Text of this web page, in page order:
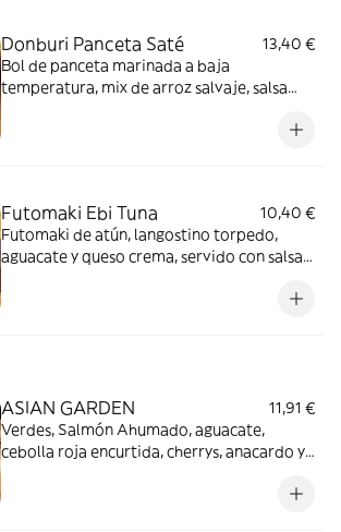
Donburi Panceta Saté
13,40 €
Bol de panceta marinada a baja
temperatura, mix de arroz salvaje, salsa
Futomaki Ebi Tuna
10,40 €
Futomaki de atún, langostino torpedo,
aguacate y queso crema, servido con salsa
ASIAN GARDEN
11,91 €
Verdes, Salmón Ahumado, aguacate,
cebolla roja encurtida, cherrys, anacardo y